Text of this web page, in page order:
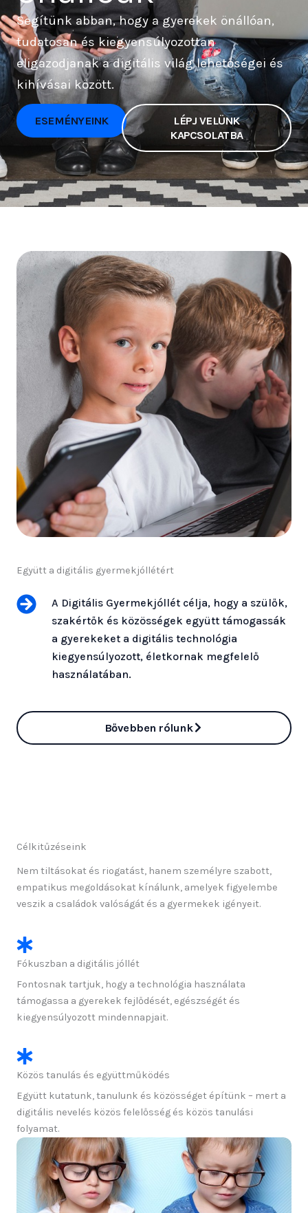
Segítünk abban, hogy a gyerekek önállóan,
tudatosan és kiegyensúlyozottan
eligazodjanak a digitális világ lehetőségei és
kihívásai között.
ESEMÉNYEINK
LÉPJ VELÜNK
KAPCSOLATBA
Együtt a digitális gyermekjóllétért
A Digitális Gyermekjóllét célja, hogy a szülők,
szakértők és közösségek együtt támogassák
a gyerekeket a digitális technológia
kiegyensúlyozott, életkornak megfelelő
használatában.
Bővebben rólunk
Célkitűzéseink
Nem tiltásokat és riogatást, hanem személyre szabott,
empatikus megoldásokat kínálunk, amelyek figyelembe
veszik a családok valóságát és a gyermekek igényeit.
Fókuszban a digitális jóllét
Fontosnak tartjuk, hogy a technológia használata
támogassa a gyerekek fejlődését, egészségét és
kiegyensúlyozott mindennapjait.
Közös tanulás és együttműködés
Együtt kutatunk, tanulunk és közösséget építünk – mert a
digitális nevelés közös felelősség és közös tanulási
folyamat.